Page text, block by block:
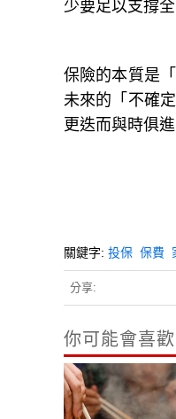
少要足以支撐
保險的本質是
未來的「不確
更迭而與時俱進
關鍵字: 投保 保費
分享:
你可能會喜歡